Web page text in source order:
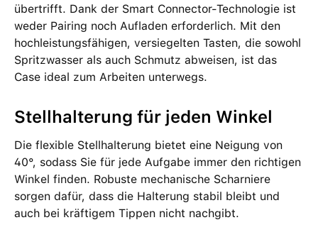
übertrifft. Dank der Smart Connector-Technologie ist
weder Pairing noch Aufladen erforderlich. Mit den
hochleistungsfähigen, versiegelten Tasten, die sowohl
Spritzwasser als auch Schmutz abweisen, ist das
Case ideal zum Arbeiten unterwegs.
Stellhalterung für jeden Winkel
Die flexible Stellhalterung bietet eine Neigung von
40°, sodass Sie für jede Aufgabe immer den richtigen
Winkel finden. Robuste mechanische Scharniere
sorgen dafür, dass die Halterung stabil bleibt und
auch bei kräftigem Tippen nicht nachgibt.